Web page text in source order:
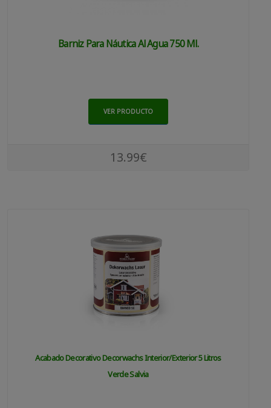
Barniz Para Náutica Al Agua 750 Ml.
VER PRODUCTO
13.99€
Acabado Decorativo Decorwachs Interior/exterior 5 Litros
Verde Salvia